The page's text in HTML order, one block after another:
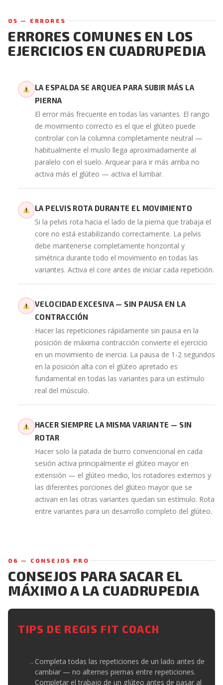
05 — ERRORES
ERRORES COMUNES EN LOS
EJERCICIOS EN CUADRUPEDIA
LA ESPALDA SE ARQUEA PARA SUBIR MÁS LA
PIERNA
El error más frecuente en todas las variantes. El rango
de movimiento correcto es el que el glúteo puede
controlar con la columna completamente neutral —
habitualmente el muslo llega aproximadamente al
paralelo con el suelo. Arquear para ir más arriba no
activa más el glúteo — activa el lumbar.
LA PELVIS ROTA DURANTE EL MOVIMIENTO
Si la pelvis rota hacia el lado de la pierna que trabaja el
core no está estabilizando correctamente. La pelvis
debe mantenerse completamente horizontal y
simétrica durante todo el movimiento en todas las
variantes. Activa el core antes de iniciar cada repetición.
VELOCIDAD EXCESIVA — SIN PAUSA EN LA
CONTRACCIÓN
Hacer las repeticiones rápidamente sin pausa en la
posición de máxima contracción convierte el ejercicio
en un movimiento de inercia. La pausa de 1-2 segundos
en la posición alta con el glúteo apretado es
fundamental en todas las variantes para un estímulo
real del músculo.
HACER SIEMPRE LA MISMA VARIANTE — SIN
ROTAR
Hacer solo la patada de burro convencional en cada
sesión activa principalmente el glúteo mayor en
extensión — el glúteo medio, los rotadores externos y
las diferentes porciones del glúteo mayor que se
activan en las otras variantes quedan sin estímulo. Rota
entre variantes para un desarrollo completo del glúteo.
06 — CONSEJOS PRO
CONSEJOS PARA SACAR EL
MÁXIMO A LA CUADRUPEDIA
TIPS DE REGIS FIT COACH
Completa todas las repeticiones de un lado antes de
cambiar — no alternes piernas entre repeticiones.
Completar el trabajo de un glúteo antes de pasar al